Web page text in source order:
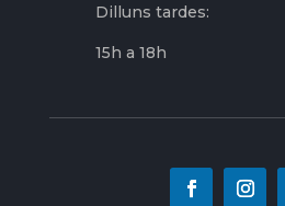
Dilluns tardes:
15h a 18h